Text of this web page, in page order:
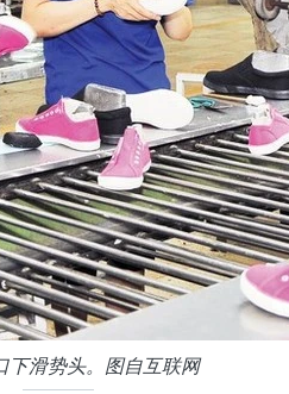
下滑势头。图自互联网